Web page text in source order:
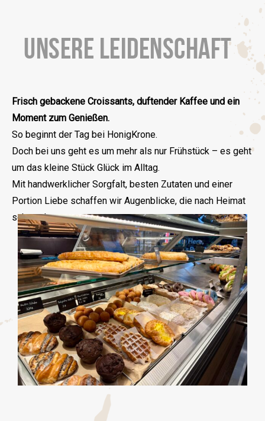
UNSERE LEIDENSCHAFT
Frisch gebackene Croissants, duftender Kaffee und ein
Moment zum Genießen.
So beginnt der Tag bei HonigKrone.
Doch bei uns geht es um mehr als nur Frühstück – es geht
um das kleine Stück Glück im Alltag.
Mit handwerklicher Sorgfalt, besten Zutaten und einer
Portion Liebe schaffen wir Augenblicke, die nach Heimat
schmecken.